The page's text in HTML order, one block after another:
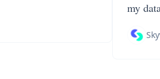
my